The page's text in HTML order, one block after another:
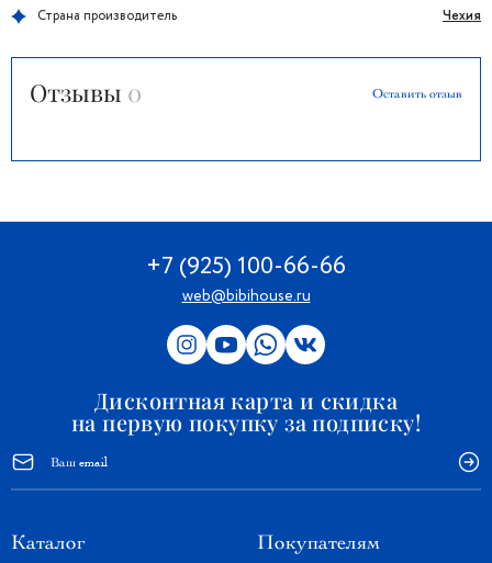
Страна производитель Чехия
Отзывы 0 Оставить отзыв
+7 (925) 100-66-66
web@bibihouse.ru
Дисконтная карта и скидка
на первую покупку за подписку!
Каталог Покупателям